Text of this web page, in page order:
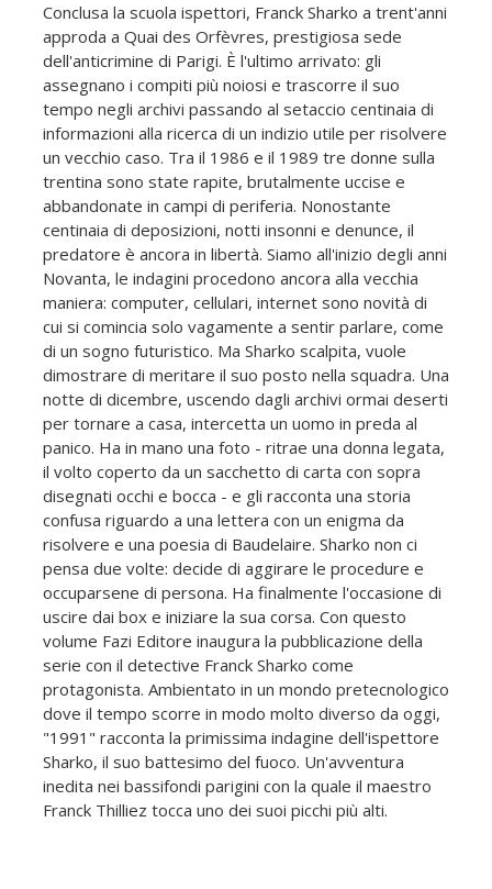
Conclusa la scuola ispettori, Franck Sharko a trent'anni
approda a Quai des Orfèvres, prestigiosa sede
dell'anticrimine di Parigi. È l'ultimo arrivato: gli
assegnano i compiti più noiosi e trascorre il suo
tempo negli archivi passando al setaccio centinaia di
informazioni alla ricerca di un indizio utile per risolvere
un vecchio caso. Tra il 1986 e il 1989 tre donne sulla
trentina sono state rapite, brutalmente uccise e
abbandonate in campi di periferia. Nonostante
centinaia di deposizioni, notti insonni e denunce, il
predatore è ancora in libertà. Siamo all'inizio degli anni
Novanta, le indagini procedono ancora alla vecchia
maniera: computer, cellulari, internet sono novità di
cui si comincia solo vagamente a sentir parlare, come
di un sogno futuristico. Ma Sharko scalpita, vuole
dimostrare di meritare il suo posto nella squadra. Una
notte di dicembre, uscendo dagli archivi ormai deserti
per tornare a casa, intercetta un uomo in preda al
panico. Ha in mano una foto - ritrae una donna legata,
il volto coperto da un sacchetto di carta con sopra
disegnati occhi e bocca - e gli racconta una storia
confusa riguardo a una lettera con un enigma da
risolvere e una poesia di Baudelaire. Sharko non ci
pensa due volte: decide di aggirare le procedure e
occuparsene di persona. Ha finalmente l'occasione di
uscire dai box e iniziare la sua corsa. Con questo
volume Fazi Editore inaugura la pubblicazione della
serie con il detective Franck Sharko come
protagonista. Ambientato in un mondo pretecnologico
dove il tempo scorre in modo molto diverso da oggi,
"1991" racconta la primissima indagine dell'ispettore
Sharko, il suo battesimo del fuoco. Un'avventura
inedita nei bassifondi parigini con la quale il maestro
Franck Thilliez tocca uno dei suoi picchi più alti.